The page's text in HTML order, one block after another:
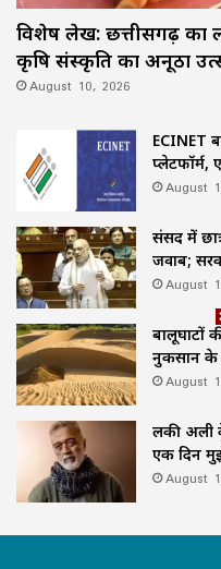
विशेष लेख: छत्तीसगढ़ का
कृषि संस्कृति का अनूठा
August 10, 2026
ECINET
प्लेटफॉर्म,
August
संसद में
जवाब;
August
बालूघाटों
नुकसान के
August
लकी अली
एक दिन
August